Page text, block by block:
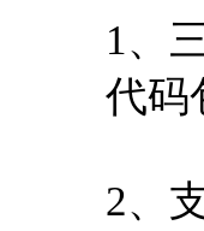
1、
代码
2、